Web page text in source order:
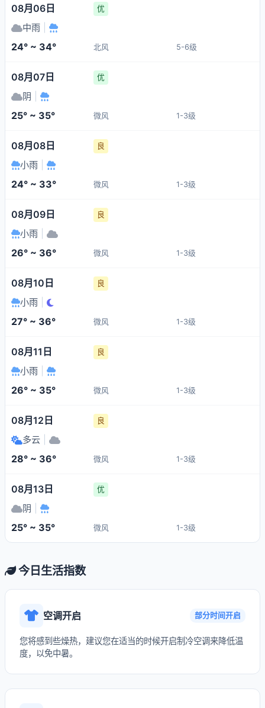
08月06日 优
中雨
24° ~ 34° 北风 5-6级
08月07日 优
阴
25° ~ 35° 微风 1-3级
08月08日 良
小雨
24° ~ 33° 微风 1-3级
08月09日 良
小雨
26° ~ 36° 微风 1-3级
08月10日 良
小雨
27° ~ 36° 微风 1-3级
08月11日 良
小雨
26° ~ 35° 微风 1-3级
08月12日 良
多云
28° ~ 36° 微风 1-3级
08月13日 优
阴
25° ~ 35° 微风 1-3级
今日生活指数
空调开启 部分时间开启
您将感到些燥热，建议您在适当的时候开启制冷空调来降低温
度，以免中暑。